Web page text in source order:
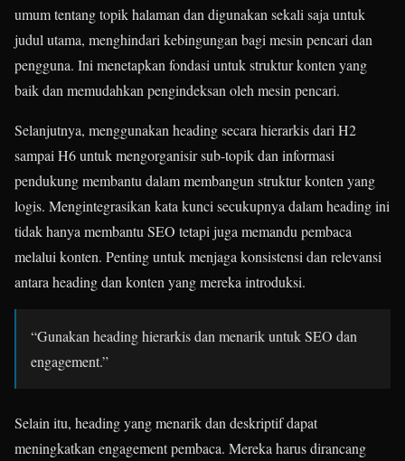
umum tentang topik halaman dan digunakan sekali saja untuk
judul utama, menghindari kebingungan bagi mesin pencari dan
pengguna. Ini menetapkan fondasi untuk struktur konten yang
baik dan memudahkan pengindeksan oleh mesin pencari.
Selanjutnya, menggunakan heading secara hierarkis dari H2
sampai H6 untuk mengorganisir sub-topik dan informasi
pendukung membantu dalam membangun struktur konten yang
logis. Mengintegrasikan kata kunci secukupnya dalam heading ini
tidak hanya membantu SEO tetapi juga memandu pembaca
melalui konten. Penting untuk menjaga konsistensi dan relevansi
antara heading dan konten yang mereka introduksi.
“Gunakan heading hierarkis dan menarik untuk SEO dan
engagement.”
Selain itu, heading yang menarik dan deskriptif dapat
meningkatkan engagement pembaca. Mereka harus dirancang